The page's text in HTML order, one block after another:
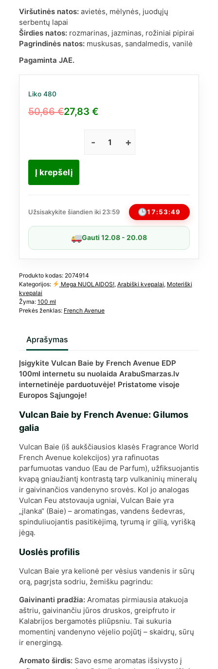
Viršutinės natos: avietės, mėlynės, juodųjų
serbentų lapai
Širdies natos: rozmarinas, jazminas, rožiniai pipirai
Pagrindinės natos: muskusas, sandalmedis, vanilė
Pagaminta JAE.
Liko 480
50,66€
Original
50,66 €.
27,83 €
Current
27,83 €.
produkto
EDP
į
Boa)
Į krepšelį
Užsisakykite šiandien iki 23:59 17:53:48
Gauti 12.08 - 20.08
Produkto kodas: 2074914
Kategorijos:
Mega NUOLAIDOS!, Arabiški kvepalai, Moteriški
kvepalai
Žyma: 100 ml
Prekės ženklas: French Avenue
Aprašymas
Įsigykite Vulcan Baie by French Avenue EDP
100ml internetu su nuolaida ArabuSmarzas.lv
internetinėje parduotuvėje! Pristatome visoje
Europos Sąjungoje!
Vulcan Baie by French Avenue: Gilumos
galia
Vulcan Baie (iš aukščiausios klasės Fragrance World
French Avenue kolekcijos) yra rafinuotas
parfumuotas vanduo (Eau de Parfum), užfiksuojantis
kvapą gniaužiantį kontrastą tarp vulkaninių mineralų
ir gaivinančios vandenyno srovės. Kol jo analogas
Vulcan Feu atstovauja ugniai, Vulcan Baie yra
„įlanka“ (Baie) – aromatingas, vandens šedevras,
spinduliuojantis pasitikėjimą, tyrumą ir gilią, vyrišką
jėgą.
Uoslės profilis
Vulcan Baie yra kelionė per vėsius vandenis ir sūrų
orą, pagrįsta sodriu, žemišku pagrindu:
Gaivinanti pradžia: Aromatas pirmiausia atakuoja
aštriu, gaivinančiu jūros druskos, greipfruto ir
Kalabrijos bergamotės pliūpsniu. Tai sukuria
momentinį vandenyno vėjelio pojūtį – skaidrų, sūrų
ir energingą.
Aromato širdis: Savo esme aromatas išsivysto į